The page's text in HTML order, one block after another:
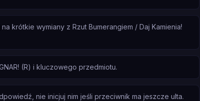
krótkie wymiany z Rzut Bumerangiem / Daj Kamienia!
(R) i kluczowego przedmiotu.
nie inicjuj nim jeśli przeciwnik ma jeszcze ulta.